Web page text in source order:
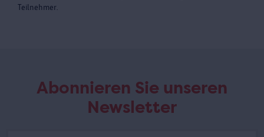
Teilnehmer.
Abonnieren Sie unseren
Newsletter